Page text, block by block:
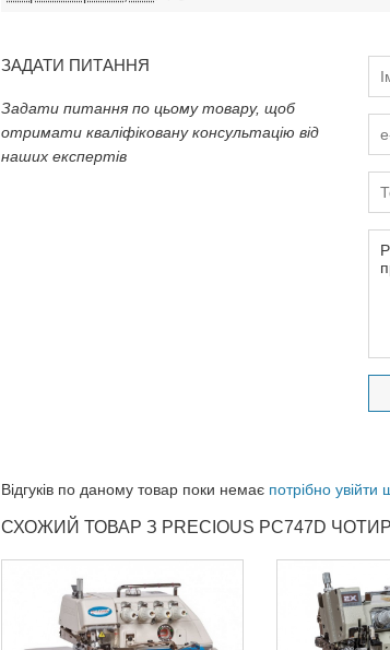
ЗАДАТИ ПИТАННЯ
Задати питання по цьому товару, щоб
отримати кваліфіковану консультацію від
наших експертів
Відгуків по даному товар поки немає потрібно
СХОЖИЙ ТОВАР З PRECIOUS PC747D